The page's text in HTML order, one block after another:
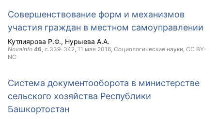
Совершенствование форм и механизмов
участия граждан в местном самоуправлении
Кутлиярова Р.Ф. Нурыева А.А.
NovaInfo 46, с.339-342, 11 мая 2016, Социологические науки, CC BY-
NC
Система документооборота в министерстве
сельского хозяйства Республики
Башкортостан